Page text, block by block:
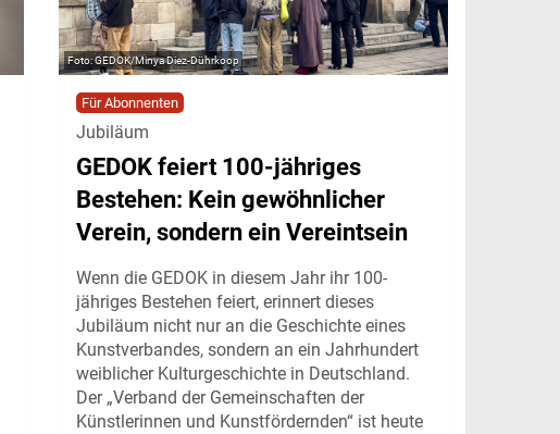
GEDOK/Minya Diez-Dührkoop
Für Abonnenten
Jubiläum
GEDOK feiert 100-jähriges
Bestehen: Kein gewöhnlicher
Verein, sondern ein Vereintsein
Wenn die GEDOK in diesem Jahr ihr 100-
jähriges Bestehen feiert, erinnert dieses
Jubiläum nicht nur an die Geschichte eines
Kunstverbandes, sondern an ein Jahrhundert
weiblicher Kulturgeschichte in Deutschland.
Der „Verband der Gemeinschaften der
Künstlerinnen und Kunstfördernden“ ist heute